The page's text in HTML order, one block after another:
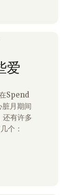
爱
Spend
还有许多
？ 这里有几个：